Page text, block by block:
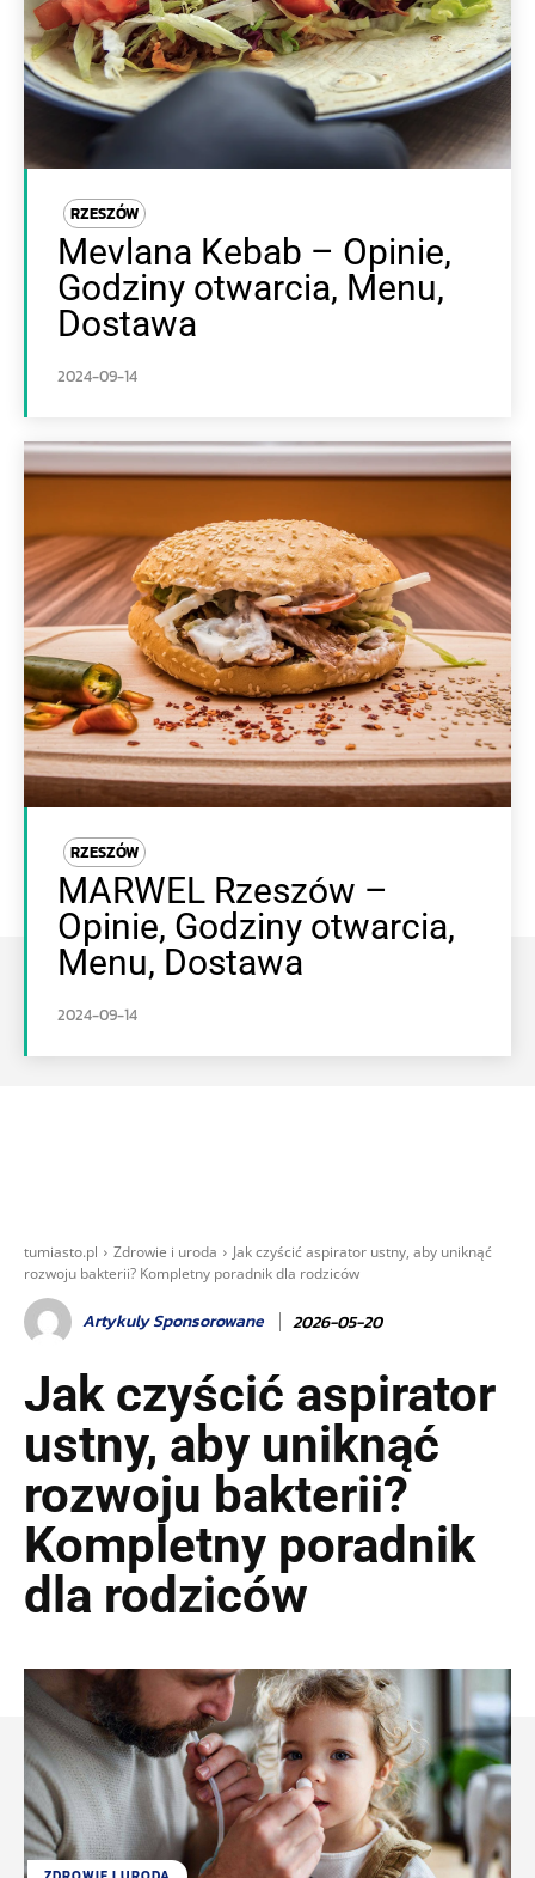
RZESZÓW
Mevlana Kebab – Opinie,
Godziny otwarcia, Menu,
Dostawa
2024-09-14
RZESZÓW
MARWEL Rzeszów –
Opinie, Godziny otwarcia,
Menu, Dostawa
2024-09-14